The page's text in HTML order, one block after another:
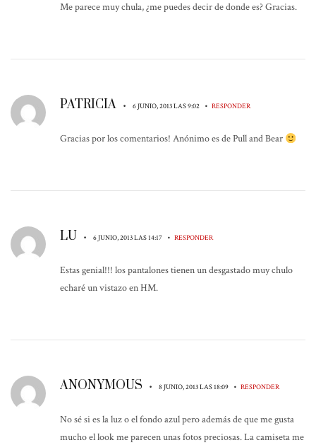
Me parece muy chula, ¿me puedes decir de donde es? Gracias.
PATRICIA • 6 JUNIO, 2013 LAS 9:02 • RESPONDER
Gracias por los comentarios! Anónimo es de Pull and Bear
LU • 6 JUNIO, 2013 LAS 14:17 • RESPONDER
Estas genial!!! los pantalones tienen un desgastado muy chulo
echaré un vistazo en HM.
ANONYMOUS • 8 JUNIO, 2013 LAS 18:09 • RESPONDER
No sé si es la luz o el fondo azul pero además de que me gusta
mucho el look me parecen unas fotos preciosas. La camiseta me